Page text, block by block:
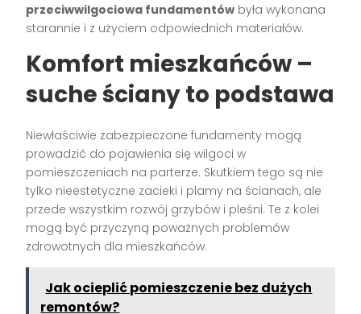
przeciwwilgociowa fundamentów była wykonana
starannie i z użyciem odpowiednich materiałów.
Komfort mieszkańców –
suche ściany to podstawa
Niewłaściwie zabezpieczone fundamenty mogą
prowadzić do pojawienia się wilgoci w
pomieszczeniach na parterze. Skutkiem tego są nie
tylko nieestetyczne zacieki i plamy na ścianach, ale
przede wszystkim rozwój grzybów i pleśni. Te z kolei
mogą być przyczyną poważnych problemów
zdrowotnych dla mieszkańców.
Jak ocieplić pomieszczenie bez dużych
remontów?